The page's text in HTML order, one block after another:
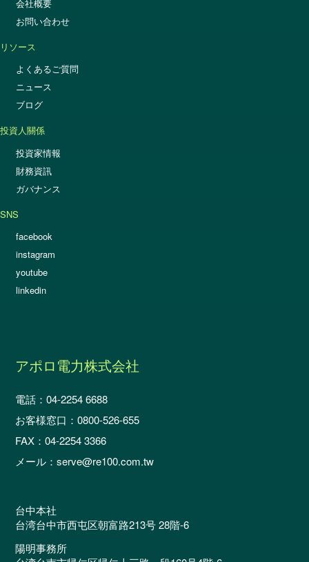
アポロ電力株式会社
電話：04-2254 6688
お客様窓口：0800-526-655
FAX：04-2254 3366
メール：serve@re100.com.tw
台中本社
台湾台中市西屯区朝富路213号 28階-6
陽明事務所
会社概要
お問い合わせ
リソース
よくあるご質問
ニュース
ブログ
投資人關係
投資家情報
財務資訊
ガバナンス
SNS
facebook
instagram
youtube
linkedin